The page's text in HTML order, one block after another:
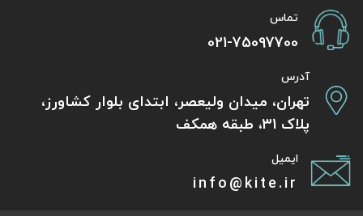
تماس
021-75097700
آدرس
تهران، میدان ولیعصر، ابتدای بلوار کشاورز،
پلاک 31، طبقه همکف
ایمیل
info@kite.ir